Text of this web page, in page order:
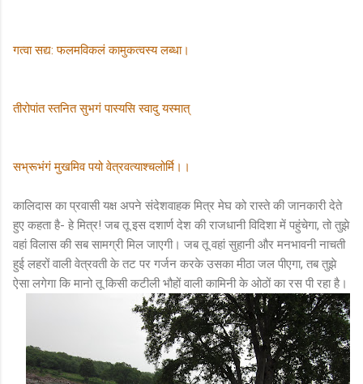
गत्वा सद्य: फलमविकलं कामुकत्वस्य लब्धा।
तीरोपांत स्तनित सुभगं पास्यसि स्वादु यस्मात्
सभ्रूभंगं मुखमिव पयो वेत्रवत्याश्चलोर्मि।।
कालिदास का प्रवासी यक्ष अपने संदेशवाहक मित्र मेघ को रास्ते की जानकारी देते
हुए कहता है- हे मित्र! जब तू इस दशार्ण देश की राजधानी विदिशा में पहुंचेगा, तो तुझे
वहां विलास की सब सामग्री मिल जाएगी। जब तू वहां सुहानी और मनभावनी नाचती
हुई लहरों वाली वेत्रवती के तट पर गर्जन करके उसका मीठा जल पीएगा, तब तुझे
ऐसा लगेगा कि मानो तू किसी कटीली भौहों वाली कामिनी के ओठों का रस पी रहा है।